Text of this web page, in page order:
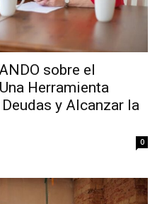
sobre el
Herramienta
y Alcanzar la
0